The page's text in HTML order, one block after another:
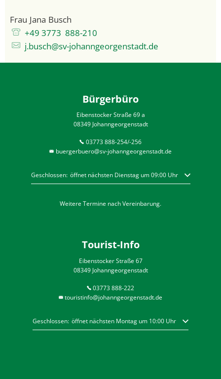
Frau Jana Busch
+49 3773 888-210
j.busch@sv-johanngeorgenstadt.de
Bürgerbüro
Eibenstocker Straße 69 a
08349 Johanngeorgenstadt
03773 888-254/-256
buergerbuero@sv-johanngeorgenstadt.de
Klicken, um weitere Öffnungs- oder Schließzeiten auszublenden
Geschlossen: öffnet nächsten Dienstag um 09:00 Uhr
Weitere Termine nach Vereinbarung.
Tourist-Info
Eibenstocker Straße 67
08349 Johanngeorgenstadt
03773 888-222
touristinfo@johanngeorgenstadt.de
Klicken, um weitere Öffnungs- oder Schließzeiten auszublenden
Geschlossen: öffnet nächsten Montag um 10:00 Uhr